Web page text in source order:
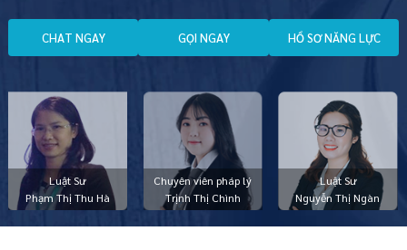
Luật Sư
Phạm Thị Thu Hà
Chuyên viên pháp lý
Trịnh Thị Chình
Luật Sư
Nguyễn Thị Ngàn
CHAT NGAY GỌI NGAY HỒ SƠ NĂNG LỰC